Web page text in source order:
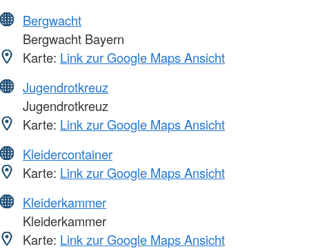
Bergwacht
Bergwacht Bayern
Karte: Link zur Google Maps Ansicht
Jugendrotkreuz
Jugendrotkreuz
Karte: Link zur Google Maps Ansicht
Kleidercontainer
Karte: Link zur Google Maps Ansicht
Kleiderkammer
Kleiderkammer
Karte: Link zur Google Maps Ansicht